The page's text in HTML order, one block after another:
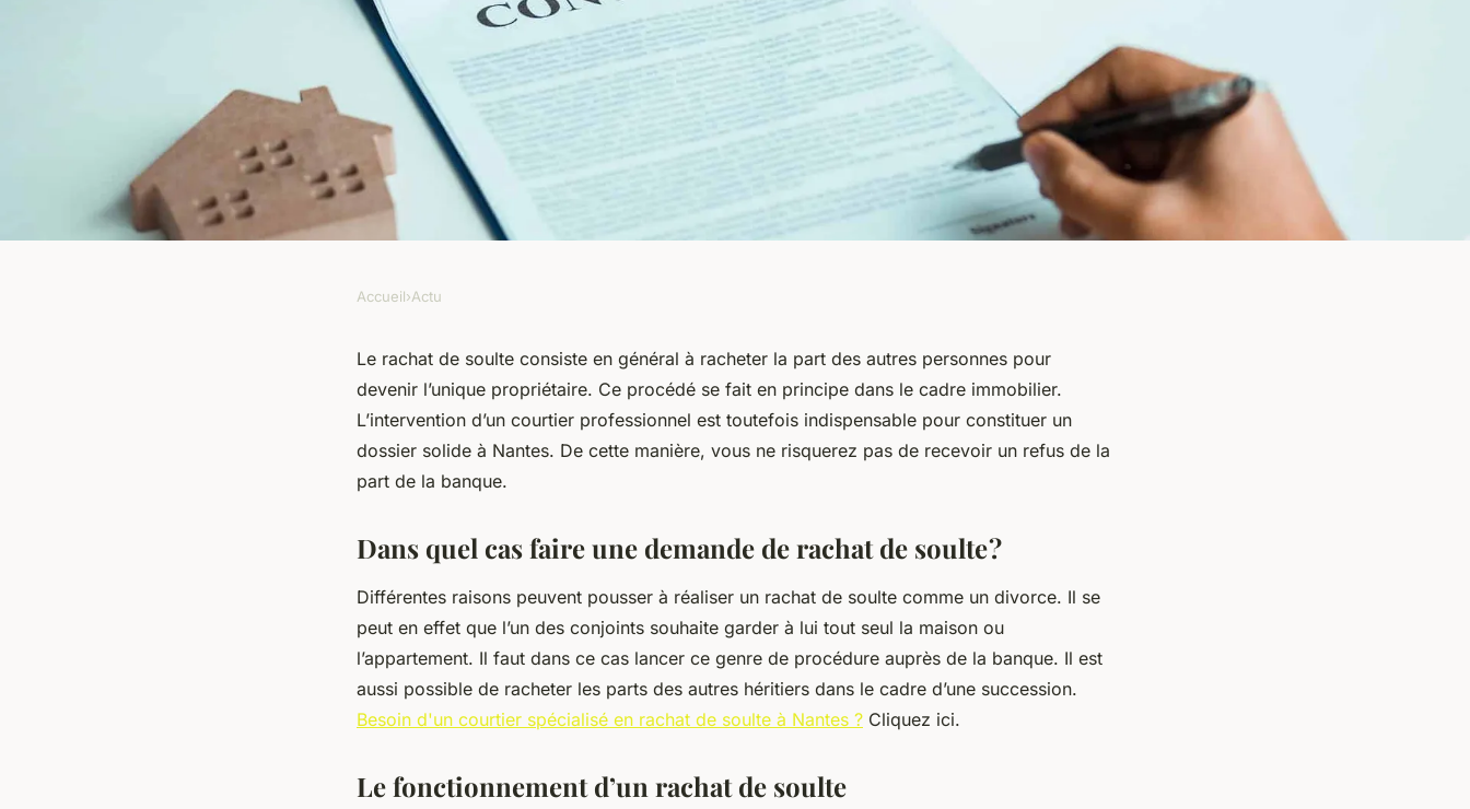
Qu'est-ce que le rachat de soulte et
pourquoi engager un courtier ?
Accueil›Actu
Le rachat de soulte consiste en général à racheter la part des autres personnes pour
devenir l’unique propriétaire. Ce procédé se fait en principe dans le cadre immobilier.
L’intervention d’un courtier professionnel est toutefois indispensable pour constituer un
dossier solide à Nantes. De cette manière, vous ne risquerez pas de recevoir un refus de la
part de la banque.
Dans quel cas faire une demande de rachat de soulte ?
Différentes raisons peuvent pousser à réaliser un rachat de soulte comme un divorce. Il se
peut en effet que l’un des conjoints souhaite garder à lui tout seul la maison ou
l’appartement. Il faut dans ce cas lancer ce genre de procédure auprès de la banque. Il est
aussi possible de racheter les parts des autres héritiers dans le cadre d’une succession.
Besoin d'un courtier spécialisé en rachat de soulte à Nantes ? Cliquez ici.
Le fonctionnement d’un rachat de soulte